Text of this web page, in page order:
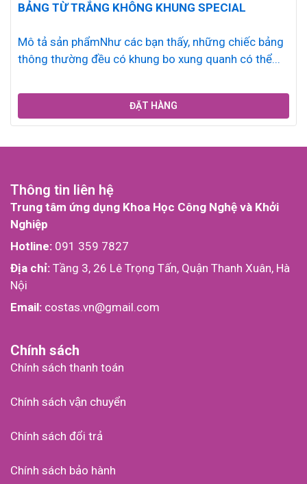
BẢNG TỪ TRẮNG KHÔNG KHUNG SPECIAL
Mô tả sản phẩmNhư các bạn thấy, những chiếc bảng
thông thường đều có khung bo xung quanh có thể...
ĐẶT HÀNG
Thông tin liên hệ
Trung tâm ứng dụng Khoa Học Công Nghệ và Khởi
Nghiệp
Hotline: 091 359 7827
Địa chỉ: Tầng 3, 26 Lê Trọng Tấn, Quận Thanh Xuân, Hà
Nội
Email: costas.vn@gmail.com
Chính sách
Chính sách thanh toán
Chính sách vận chuyển
Chính sách đổi trả
Chính sách bảo hành